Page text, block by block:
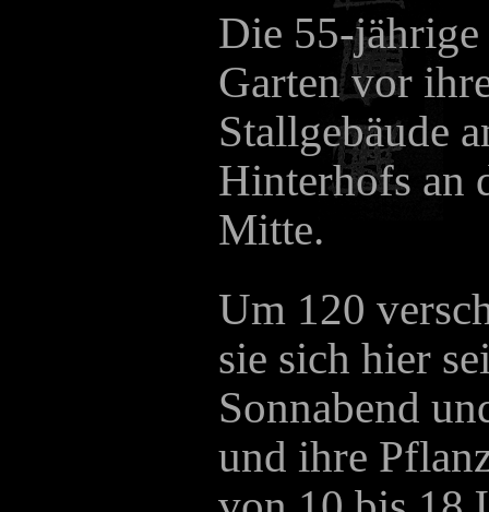
Die 55-
Garten vor
Stallgebäude
Hinterhofs an
Mitte.
Um 120
sie sich hier
Sonnabend
und ihre